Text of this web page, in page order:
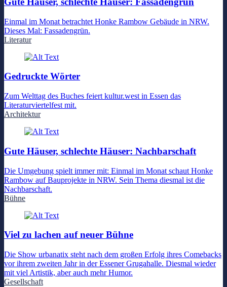
Einmal im Monat betrachtet Honke Rambow Gebäude in NRW.
Dieses Mal: Fassadengrün.
Literatur
Gedruckte Wörter
Zum Welttag des Buches feiert kultur.west in Essen das
Literaturviertelfest mit.
Architektur
Gute Häuser, schlechte Häuser: Nachbarschaft
Die Umgebung spielt immer mit: Einmal im Monat schaut Honke
Rambow auf Bauprojekte in NRW. Sein Thema diesmal ist die
Nachbarschaft.
Bühne
Viel zu lachen auf neuer Bühne
Die Show urbanatix steht nach dem großen Erfolg ihres Comebacks
vor ihrem zweiten Jahr in der Essener Grugahalle. Diesmal wieder
mit viel Artistik, aber auch mehr Humor.
Gesellschaft